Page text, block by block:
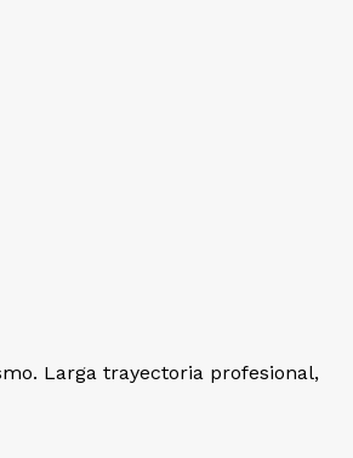
Larga trayectoria profesional,